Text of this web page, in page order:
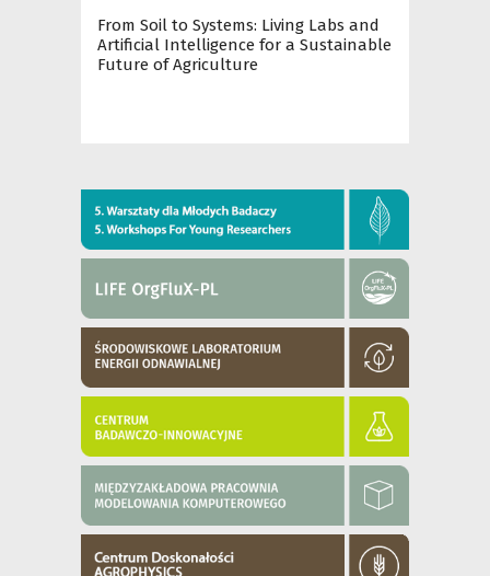
From Soil to Systems: Living Labs and
Artificial Intelligence for a Sustainable
Future of Agriculture